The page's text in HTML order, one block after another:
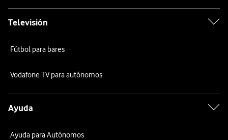
Televisión
Fútbol para bares
Vodafone TV para autónomos
Ayuda
Ayuda para Autónomos